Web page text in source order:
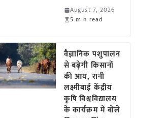
August 7, 2026
5 min read
वैज्ञानिक पशुपालन
से बढ़ेगी किसानों
की आय, रानी
लक्ष्मीबाई केंद्रीय
कृषि विश्वविद्यालय
के कार्यक्रम में बोले